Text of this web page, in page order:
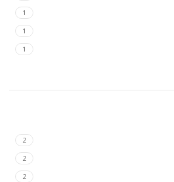
1
1
1
2
2
2